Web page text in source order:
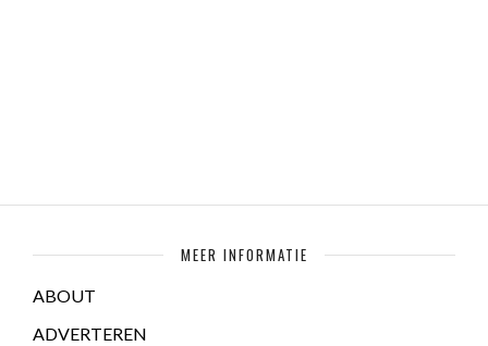
MEER INFORMATIE
ABOUT
ADVERTEREN